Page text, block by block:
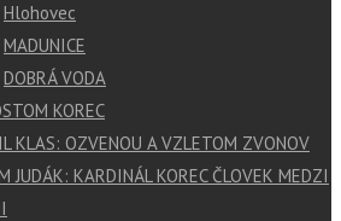
Hlohovec
MADUNICE
DOBRÁ VODA
KOREC
KLAS: OZVENOU A VZLETOM ZVONOV
JUDÁK: KARDINÁL KOREC ČLOVEK MEDZI